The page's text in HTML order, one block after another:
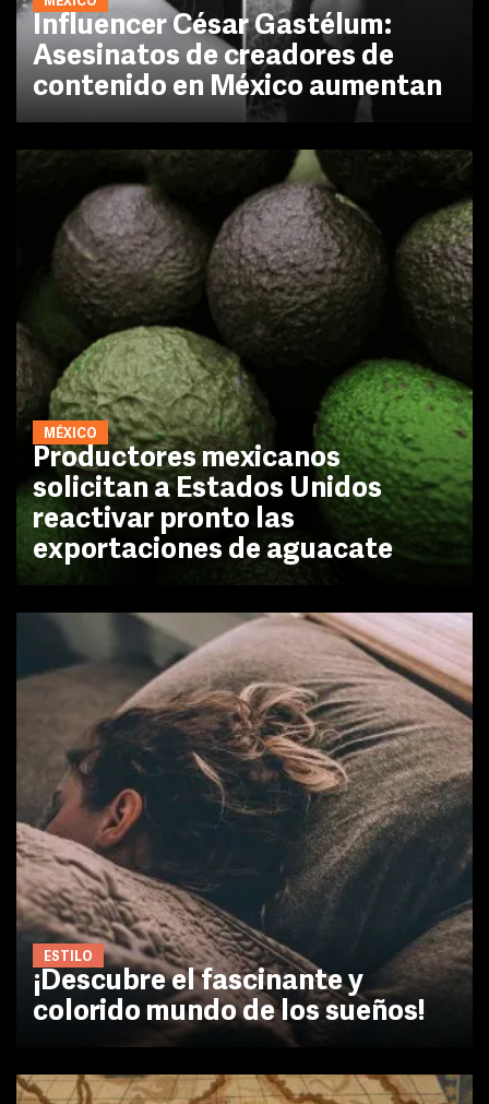
Influencer César Gastélum:
Asesinatos de creadores de
contenido en México aumentan
MÉXICO
Productores mexicanos
solicitan a Estados Unidos
reactivar pronto las
exportaciones de aguacate
ESTILO
¡Descubre el fascinante y
colorido mundo de los sueños!